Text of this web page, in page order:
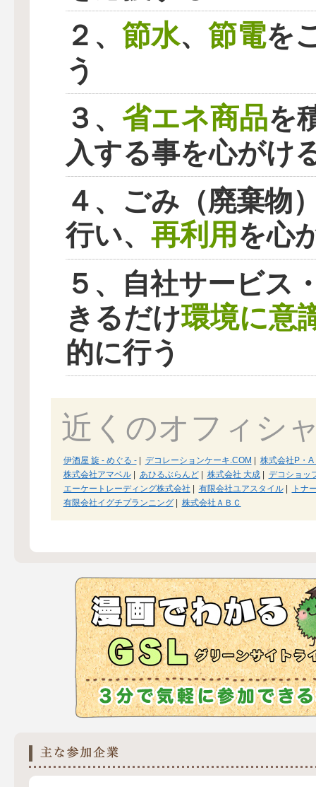
２、 節水、 節電を
う
３、 省エネ商品を
入する事を心がけ
４、ごみ（廃棄物
行い、 再利用を心
５、自社サービス
きるだけ環境に意
的に行う
近くのオフィシ
伊酒屋 旋 - めぐる -| デコレーションケーキ.COM | 株式会社P・
株式会社アマベル| あひるぶらんど| 株式会社 大成| デコショ
エーケートレーディング株式会社 | 有限会社ユアスタイル|
トナ
有限会社イグチプランニング| 株式会社ＡＢＣ